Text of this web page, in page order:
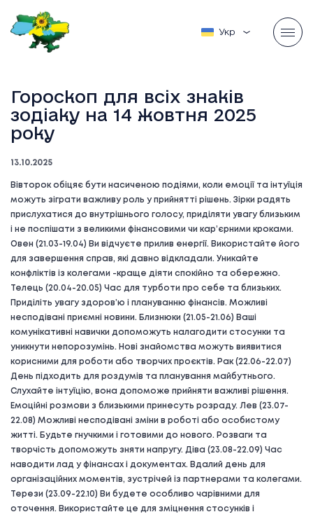
Українська
Гороскоп для всіх знаків
зодіаку на 14 жовтня 2025
року
13.10.2025
Вівторок обіцяє бути насиченою подіями, коли емоції та інтуїція
можуть зіграти важливу роль у прийнятті рішень. Зірки радять
прислухатися до внутрішнього голосу, приділяти увагу близьким
і не поспішати з великими фінансовими чи кар’єрними кроками.
Овен (21.03-19.04) Ви відчуєте прилив енергії. Використайте його
для завершення справ, які давно відкладали. Уникайте
конфліктів із колегами -краще діяти спокійно та обережно.
Телець (20.04-20.05) Час для турботи про себе та близьких.
Приділіть увагу здоров’ю і плануванню фінансів. Можливі
несподівані приємні новини. Близнюки (21.05-21.06) Ваші
комунікативні навички допоможуть налагодити стосунки та
уникнути непорозумінь. Нові знайомства можуть виявитися
корисними для роботи або творчих проєктів. Рак (22.06-22.07)
День підходить для роздумів та планування майбутнього.
Слухайте інтуїцію, вона допоможе прийняти важливі рішення.
Емоційні розмови з близькими принесуть розраду. Лев (23.07-
22.08) Можливі несподівані зміни в роботі або особистому
житті. Будьте гнучкими і готовими до нового. Розваги та
творчість допоможуть зняти напругу. Діва (23.08-22.09) Час
наводити лад у фінансах і документах. Вдалий день для
організаційних моментів, зустрічей із партнерами та колегами.
Терези (23.09-22.10) Ви будете особливо чарівними для
оточення. Використайте це для зміцнення стосунків і